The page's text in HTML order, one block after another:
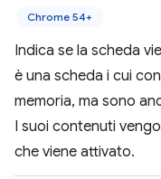
Chrome 54+
Indica se la scheda
è una scheda i cui
memoria, ma sono
I suoi contenuti
che viene attivato.